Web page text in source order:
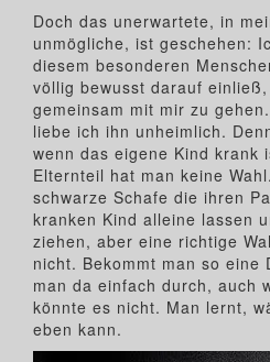
Doch das unerwartete, in
unmögliche, ist geschehen:
diesem besonderen
völlig bewusst darauf
gemeinsam mit mir zu
liebe ich ihn unheimlich.
wenn das eigene Kind krank
Elternteil hat man keine
schwarze Schafe die ihren
kranken Kind alleine lassen
ziehen, aber eine richtige
nicht. Bekommt man so eine
man da einfach durch, auch
könnte es nicht. Man lernt,
eben kann.